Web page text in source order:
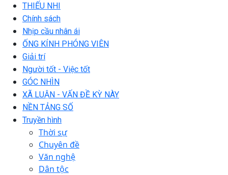
THIẾU NHI
Chính sách
Nhịp cầu nhân ái
ỐNG KÍNH PHÓNG VIÊN
Giải trí
Người tốt - Việc tốt
GÓC NHÌN
XÃ LUẬN - VẤN ĐỀ KỲ NÀY
NỀN TẢNG SỐ
Truyền hình
Thời sự
Chuyên đề
Văn nghệ
Dân tộc